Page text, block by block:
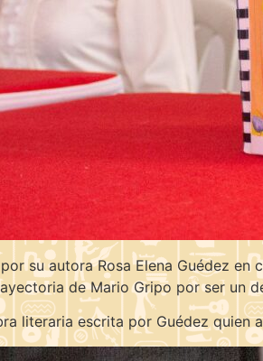
su autora Rosa Elena Guédez en
de Mario Gripo por ser un
literaria escrita por Guédez